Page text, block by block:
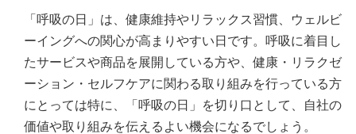
「呼吸の日」は、健康維持やリラックス習慣、ウェルビ
ーイングへの関心が高まりやすい日です。呼吸に着目し
たサービスや商品を展開している方や、健康・リラクゼ
ーション・セルフケアに関わる取り組みを行っている方
にとっては特に、「呼吸の日」を切り口として、自社の
価値や取り組みを伝えるよい機会になるでしょう。